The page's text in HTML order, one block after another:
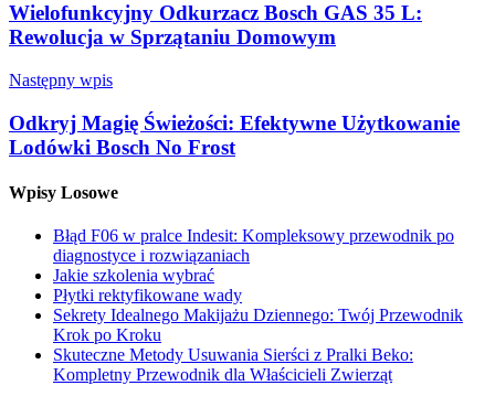
Wielofunkcyjny Odkurzacz Bosch GAS 35 L:
Rewolucja w Sprzątaniu Domowym
Następny wpis
Odkryj Magię Świeżości: Efektywne Użytkowanie
Lodówki Bosch No Frost
Wpisy Losowe
Błąd F06 w pralce Indesit: Kompleksowy przewodnik po
diagnostyce i rozwiązaniach
Jakie szkolenia wybrać
Płytki rektyfikowane wady
Sekrety Idealnego Makijażu Dziennego: Twój Przewodnik
Krok po Kroku
Skuteczne Metody Usuwania Sierści z Pralki Beko:
Kompletny Przewodnik dla Właścicieli Zwierząt